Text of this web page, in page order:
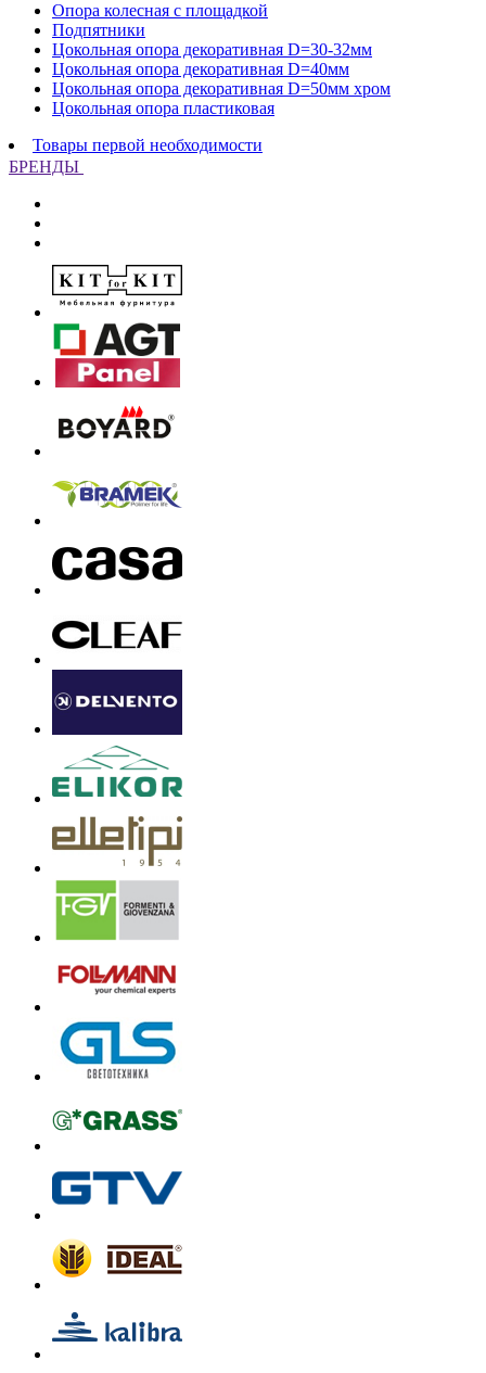
Опора колесная с площадкой
Подпятники
Цокольная опора декоративная D=30-32мм
Цокольная опора декоративная D=40мм
Цокольная опора декоративная D=50мм хром
Цокольная опора пластиковая
Товары первой необходимости
БРЕНДЫ